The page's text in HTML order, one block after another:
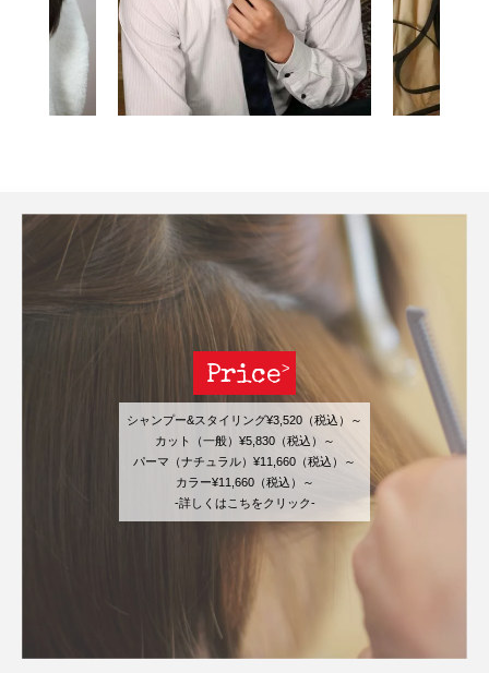
Price
シャンプー&スタイリング¥3,520（税込）～
カット（一般）¥5,830（税込）～
パーマ（ナチュラル）¥11,660（税込）～
カラー¥11,660（税込）～
-詳しくはこちをクリック-